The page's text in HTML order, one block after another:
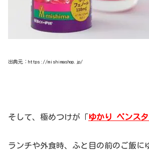
出典元：https://mishimashop.jp/
そして、極めつけが「ゆかり ペンス
ランチや外食時、ふと目の前のご飯に